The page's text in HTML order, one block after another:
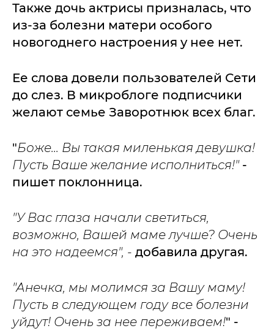
Также дочь актрисы призналась, что
из-за болезни матери особого
новогоднего настроения у нее нет.
Ее слова довели пользователей Сети
до слез. В микроблоге подписчики
желают семье Заворотнюк всех благ.
"Боже... Вы такая миленькая девушка!
Пусть Ваше желание исполниться!"-
пишет поклонница.
"У Вас глаза начали светиться,
возможно, Вашей маме лучше? Очень
на это надеемся", - добавила другая.
"Анечка, мы молимся за Вашу маму!
Пусть в следующем году все болезни
уйдут! Очень за нее переживаем!" -